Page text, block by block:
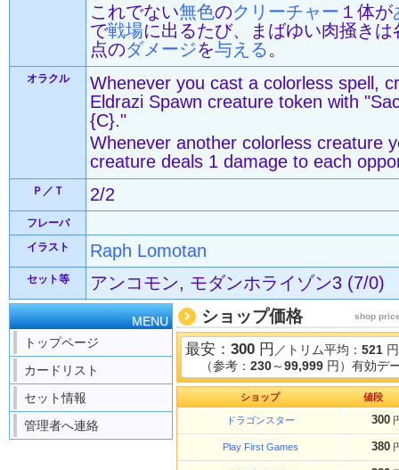
これでない無色のクリーチャー １体が
で戦場に出るたび、まばゆい肉掻きは
点のダメージを与える。
オラクル
Whenever you cast a colorless spell,
Eldrazi Spawn creature token with
{C}."
Whenever another colorless creature
creature deals 1 damage to each
Ｐ／Ｔ 2/2
フレーバ
イラスト
Raph Lomotan
セット等 アンコモン, モダンホライゾン3 (7/0)
MENU
トップページ
カードリスト
セット情報
管理者へ連絡
ショップ価格 shop
最安： 300 円 ／トリム平均： 521 円
（参考： 230～99,999 円）有効デ
ショップ 値段
ドラゴンスター 300
Play First Games 380